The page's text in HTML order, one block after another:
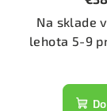
Na sklade
lehota 5-9